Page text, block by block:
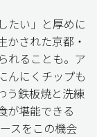
たい」と厚めに
かされた京都・
れることも。ア
んにくチップも
う鉄板焼と洗練
が堪能できる
スをこの機会